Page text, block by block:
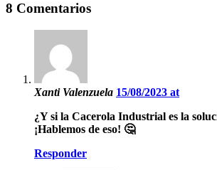
8 Comentarios
Xanti Valenzuela 15/08/2023 at
¿Y si la Cacerola Industrial es la
¡Hablemos de eso! 🤔
Responder